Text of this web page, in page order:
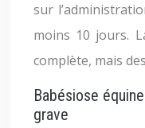
sur
moins 10 jours.
complète, mais
Babésiose
grave